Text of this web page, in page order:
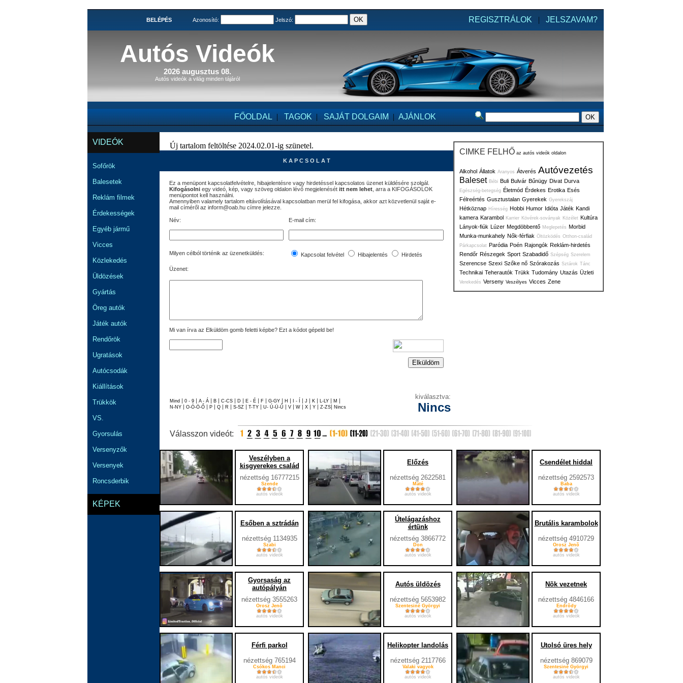
BELÉPÉS Azonosító: Jelszó: REGISZTRÁLOK | JELSZAVAM?
Autós Videók
2026 augusztus 08.
Autós videók a világ minden tájáról
FŐOLDAL | TAGOK | SAJÁT DOLGAIM | AJÁNLOK
VIDEÓK
Sofőrök
Balesetek
Reklám filmek
Érdekességek
Egyéb jármű
Vicces
Közlekedés
Üldözések
Gyártás
Öreg autók
Játék autók
Rendőrök
Ugratások
Autócsodák
Kiállítások
Trükkök
VS.
Gyorsulás
Versenyzők
Versenyek
Roncsderbik
KÉPEK
CIMKE FELHŐ az autós videók oldalon
Alkohol Állatok Aranyos Átverés Autóvezetés
Baleset Bébi Buli Bulvár Bűnügy Divat Durva
Egészség-betegség Életmód Érdekes Erotika Esés
Félreértés Gusztustalan Gyerekek Gyerekszáj
Hétköznap Híresség Hobbi Humor Idióta Játék Kandi
kamera Karambol Karrier Kövérek-soványak Közélet Kultúra
Lányok-fiúk Lúzer Megdöbbentő Meglepetés Morbid
Munka-munkahely Nők-férfiak Öltözködés Otthon-család
Párkapcsolat Paródia Poén Rajongók Reklám-hirdetés
Rendőr Részegek Sport Szabadidő Szépség Szerelem
Szerencse Szexi Szőke nő Szórakozás Sztárok Tánc
Technikai Teherautók Trükk Tudomány Utazás Üzleti
Verekedés Verseny Veszélyes Vicces Zene
Új tartalom feltöltése 2024.02.01-ig szünetel.
K A P C S O L A T
Ez a menüpont kapcsolatfelvételre, hibajelentésre vagy hirdetéssel kapcsolatos üzenet küldésére szolgál.
Kifogásolni egy videó, kép, vagy szöveg oldalon lévő megjelenését itt nem lehet , arra a KIFOGÁSOLOK
menüpontot kell használni.
Amennyiben valamely tartalom eltávolításával kapcsolatban merül fel kifogása, akkor azt közvetlenül saját e-
mail címéről az inform@oab.hu címre jelezze.
Név: E-mail cím:
Milyen célból történik az üzenetküldés: Kapcsolat felvétel Hibajelentés Hirdetés
Üzenet:
Mi van írva az Elküldöm gomb feletti képbe? Ezt a kódot gépeld be!
Mind | 0 - 9 | A - Á | B | C-CS | D | E - É | F | G-GY | H | I - Í | J | K | L-LY | M |
N-NY | O-Ó-Ö-Ő | P | Q | R | S-SZ | T-TY | U- Ú-Ü-Ű | V | W | X | Y | Z-ZS| Nincs
kiválasztva:
Nincs
Válasszon videót:
Veszélyben a
kisgyerekes család
nézettség 16777215
Szende
autós videók
Előzés
nézettség 2622581
Máté
autós videók
Csendélet hiddal
nézettség 2592573
Baba
autós videók
Esőben a sztrádán
nézettség 1134935
Szabi
autós videók
Útelágazáshoz
értünk
nézettség 3866772
Don
autós videók
Brutális karambolok
nézettség 4910729
Orosz Jenõ
autós videók
Gyorsaság az
autópályán
nézettség 3555263
Orosz Jenõ
autós videók
Autós üldözés
nézettség 5653982
Szentesiné Györgyi
autós videók
Nõk vezetnek
nézettség 4846166
Endrõdy
autós videók
Férfi parkol
nézettség 765194
Csókos Manci
autós videók
Helikopter landolás
nézettség 2117766
Valaki vagyok
autós videók
Utolsó üres hely
nézettség 869079
Szentesiné Györgyi
autós videók